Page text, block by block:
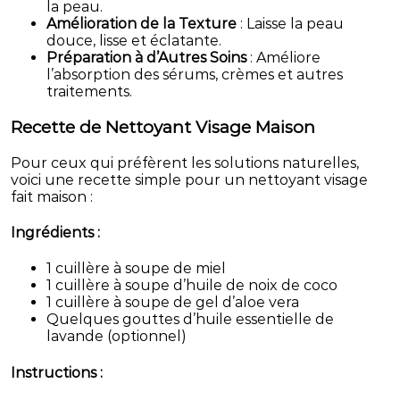
la peau.
Amélioration de la Texture : Laisse la peau
douce, lisse et éclatante.
Préparation à d’Autres Soins: Améliore
l’absorption des sérums, crèmes et autres
traitements.
Recette de Nettoyant Visage Maison
Pour ceux qui préfèrent les solutions naturelles,
voici une recette simple pour un nettoyant visage
fait maison :
Ingrédients :
1 cuillère à soupe de miel
1 cuillère à soupe d’huile de noix de coco
1 cuillère à soupe de gel d’aloe vera
Quelques gouttes d’huile essentielle de
lavande (optionnel)
Instructions :